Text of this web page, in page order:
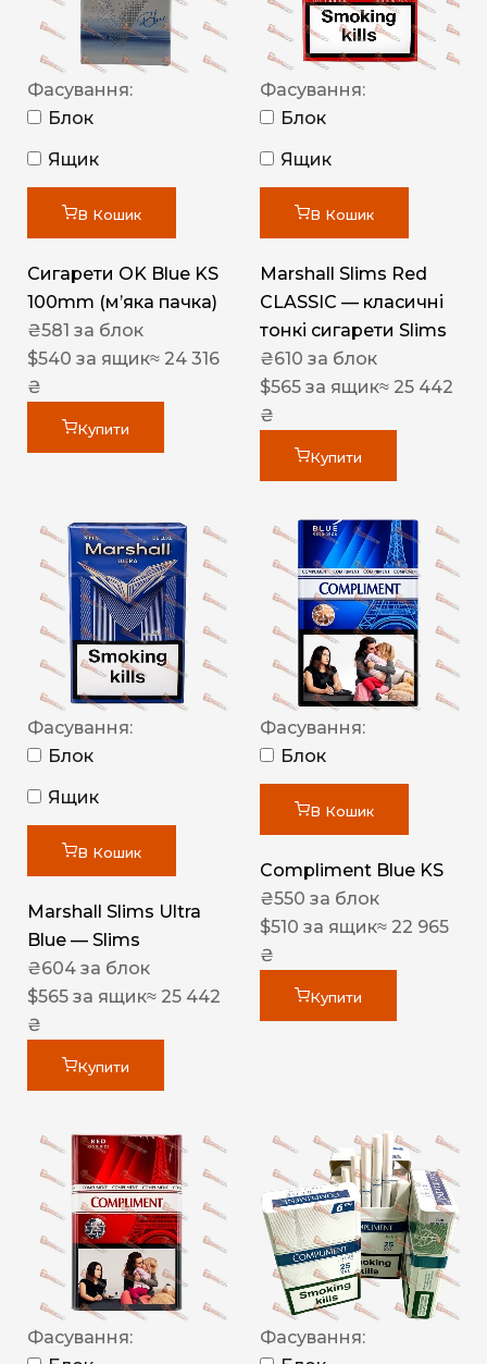
Фасування:
Блок
Ящик
В Кошик
Сигарети OK Blue KS
100mm (м’яка пачка)
₴581 за блок
$540 за ящик≈ 24 316
₴
Купити
Фасування:
Блок
Ящик
В Кошик
Marshall Slims Red
CLASSIC — класичні
тонкі сигарети Slims
₴610 за блок
$565 за ящик≈ 25 442
₴
Купити
Фасування:
Блок
Ящик
В Кошик
Marshall Slims Ultra
Blue — Slims
₴604 за блок
$565 за ящик≈ 25 442
₴
Купити
Фасування:
Блок
В Кошик
Compliment Blue KS
₴550 за блок
$510 за ящик≈ 22 965
₴
Купити
Фасування:
Фасування: